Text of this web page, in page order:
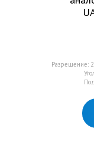
Разрешение: